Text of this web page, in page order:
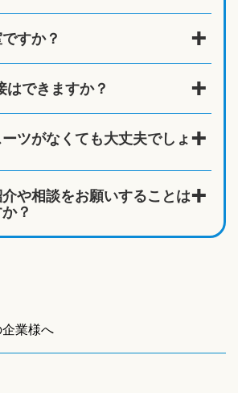
すか？
はできますか？
ツがなくても大丈夫でしょ
や相談をお願いすることは
？
業様へ